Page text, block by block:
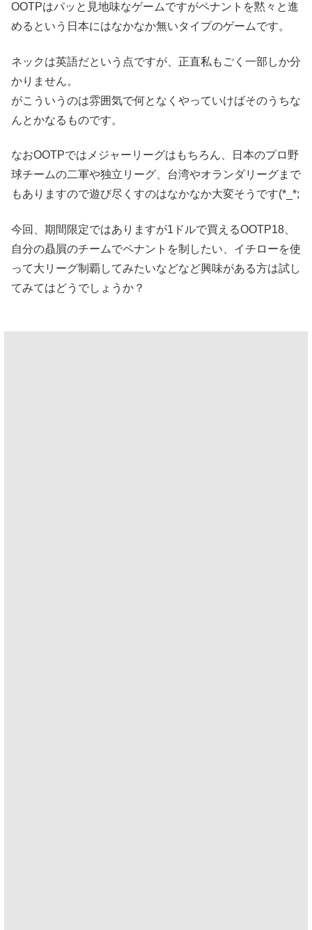
OOTPはパッと見地味なゲームですがペナントを黙々と進
めるという日本にはなかなか無いタイプのゲームです。
ネックは英語だという点ですが、正直私もごく一部しか分
かりません。
がこういうのは雰囲気で何となくやっていけばそのうちな
んとかなるものです。
なおOOTPではメジャーリーグはもちろん、日本のプロ野
球チームの二軍や独立リーグ、台湾やオランダリーグまで
もありますので遊び尽くすのはなかなか大変そうです(*_*;
今回、期間限定ではありますが1ドルで買えるOOTP18、
自分の贔屓のチームでペナントを制したい、イチローを使
って大リーグ制覇してみたいなどなど興味がある方は試し
てみてはどうでしょうか？